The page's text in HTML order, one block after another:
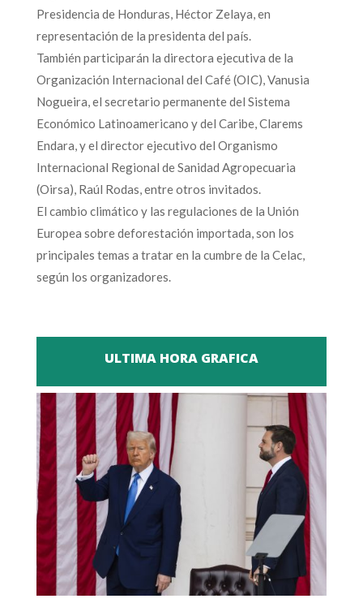
Presidencia de Honduras, Héctor Zelaya, en
representación de la presidenta del país.
También participarán la directora ejecutiva de la
Organización Internacional del Café (OIC), Vanusia
Nogueira, el secretario permanente del Sistema
Económico Latinoamericano y del Caribe, Clarems
Endara, y el director ejecutivo del Organismo
Internacional Regional de Sanidad Agropecuaria
(Oirsa), Raúl Rodas, entre otros invitados.
El cambio climático y las regulaciones de la Unión
Europea sobre deforestación importada, son los
principales temas a tratar en la cumbre de la Celac,
según los organizadores.
ULTIMA HORA GRAFICA